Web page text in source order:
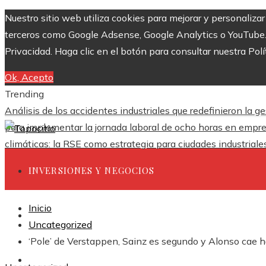
Nuestro sitio web utiliza cookies para mejorar y
terceros como Google Adsense, Google Analytics o
Privacidad. Haga clic en el botón para consultar nuestra
Ok, Acepto
Trending
Análisis de los accidentes industriales que redefinieron la
para implementar la jornada laboral de ocho horas en
climáticas: la RSE como estrategia para ciudades
INVERSIONES Y NEGOCIOS
CIENCIA Y TECNOLOGÍA
Inicio
Uncategorized
‘Pole’ de Verstappen, Sainz es segundo y Alonso